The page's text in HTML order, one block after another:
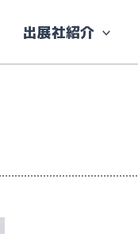
出展社紹介